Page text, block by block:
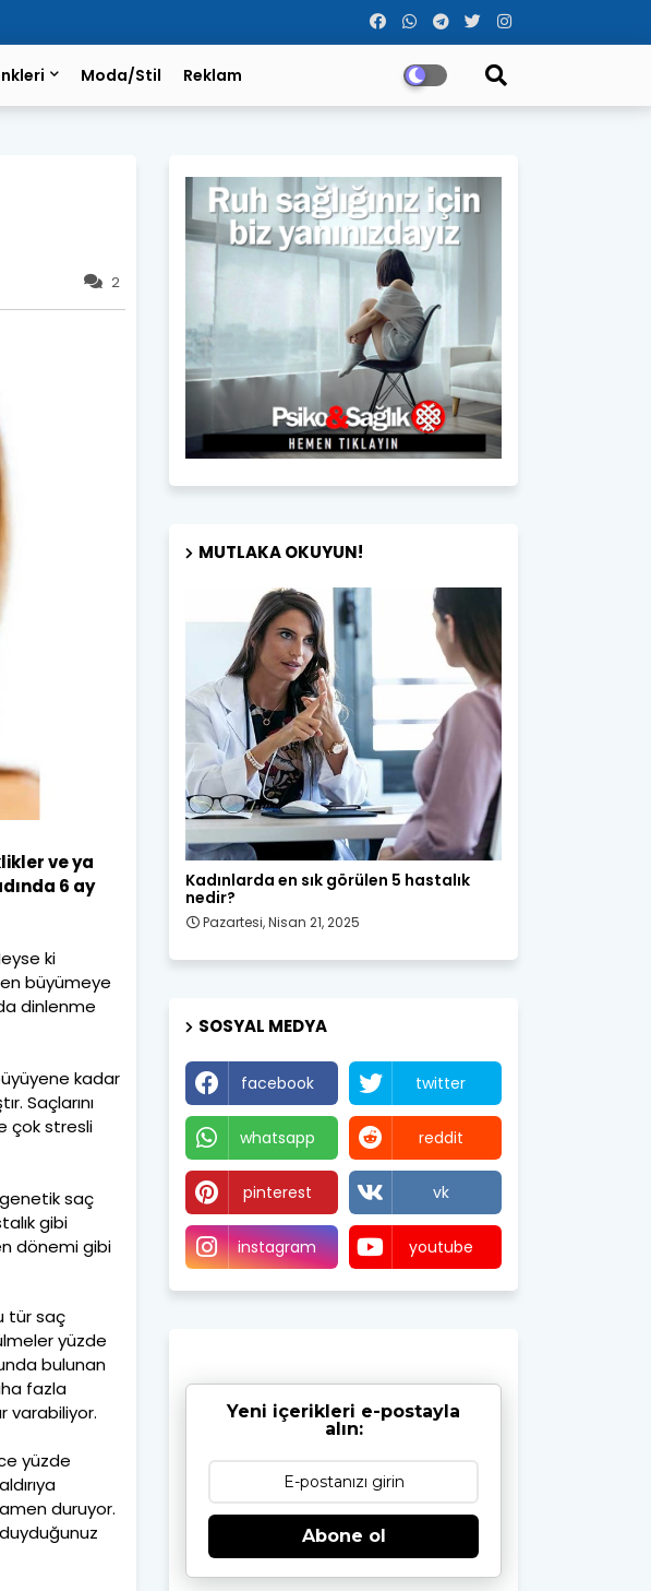
Moda/Stil Reklam
2
ve ya
6 ay
ki
büyümeye
dinlenme
kadar
Saçlarını
çok stresli
saç
gibi
dönemi gibi
tür saç
yüzde
bulunan
fazla
varabiliyor.
yüzde
duruyor.
MUTLAKA OKUYUN!
Kadın Sağlığı
Kadınlarda en sık görülen 5 hastalık
nedir?
Pazartesi, Nisan 21, 2025
SOSYAL MEDYA
facebook twitter
whatsapp reddit
pinterest vk
instagram youtube
Yeni içerikleri e-postayla
alın:
Abone ol